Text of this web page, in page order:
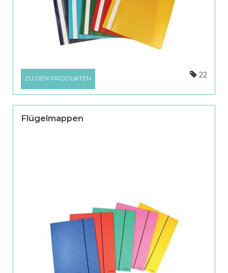
ZU DEN PRODUKTEN 22
Flügelmappen